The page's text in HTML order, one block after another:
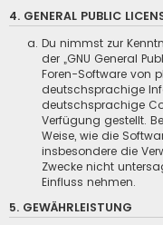
4. GENERAL PUBLIC
Du nimmst zur
der „GNU General
Foren-Software von
deutschsprachige
deutschsprachige
Verfügung gestellt.
Weise, wie die
insbesondere die
Zwecke nicht
Einfluss nehmen.
5. GEWÄHRLEISTUNG